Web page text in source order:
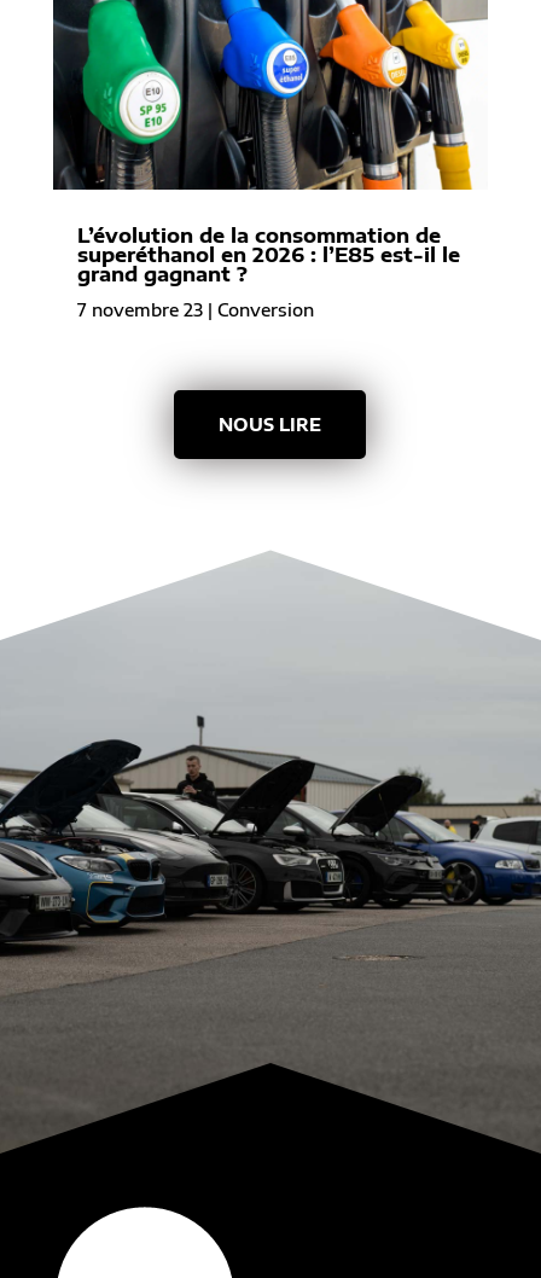
L’évolution de la consommation de
superéthanol en 2026 : l’E85 est-il le
grand gagnant ?
7 novembre 23| Conversion
NOUS LIRE